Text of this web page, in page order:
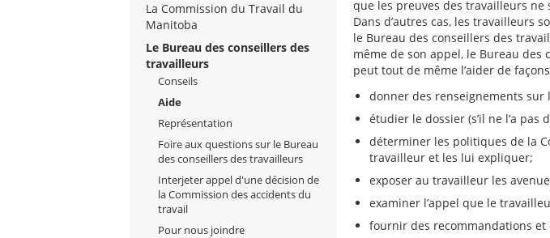
que les preuves des travailleurs
Dans d’autres cas, les travailleurs
le Bureau des conseillers des
même de son appel, le Bureau
peut tout de même l’aider de
donner des renseignements sur
étudier le dossier (s’il ne l’a
déterminer les politiques de la
travailleur et les lui expliquer;
exposer au travailleur les
examiner l’appel que le
fournir des recommandations
La Commission du Travail du
Manitoba
Le Bureau des conseillers des
travailleurs
Conseils
Aide
Représentation
Foire aux questions sur le Bureau
des conseillers des travailleurs
Interjeter appel d'une décision de
la Commission des accidents du
travail
Pour nous joindre